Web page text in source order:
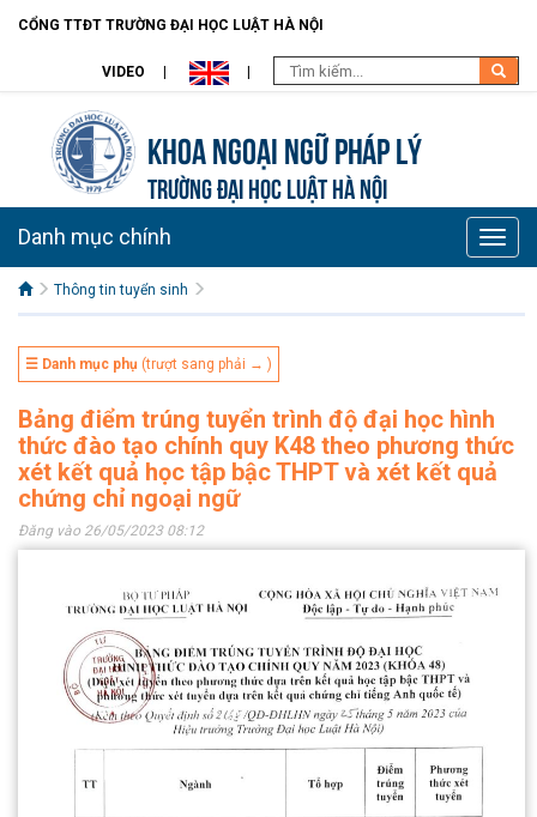
CỔNG TTĐT TRƯỜNG ĐẠI HỌC LUẬT HÀ NỘI
VIDEO
Khoa Ngoại ngữ pháp lý
TRƯỜNG ĐẠI HỌC LUẬT HÀ NỘI
Toggle
Danh mục chính
Thông tin tuyển sinh
☰ Danh mục phụ (trượt sang phải → )
Bảng điểm trúng tuyển trình độ đại học hình
thức đào tạo chính quy K48 theo phương thức
xét kết quả học tập bậc THPT và xét kết quả
chứng chỉ ngoại ngữ
Đăng vào 26/05/2023 08:12